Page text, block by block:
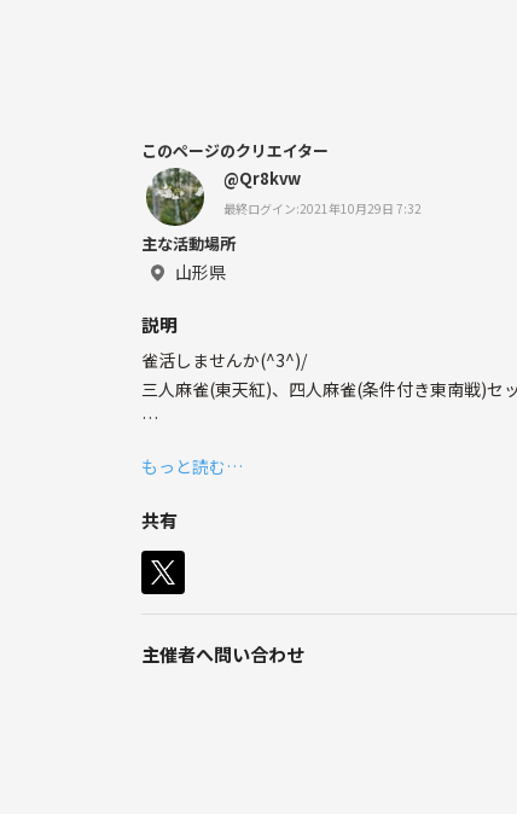
このページのクリエイター
@Qr8kvw
最終ログイン:2021年10月29日 7:32
主な活動場所
山形県
説明
雀活しませんか(^3^)/
三人麻雀(東天紅)、四人麻雀(条件付き東南戦)セ
学生さん、出張で麻雀したいなぁ～と思った方
フリーのような程よい緊張感も味わいたい方も
もっと読む…
共有
主催者へ問い合わせ